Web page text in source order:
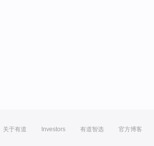
关于有道 Investors 有道智选 官方博客